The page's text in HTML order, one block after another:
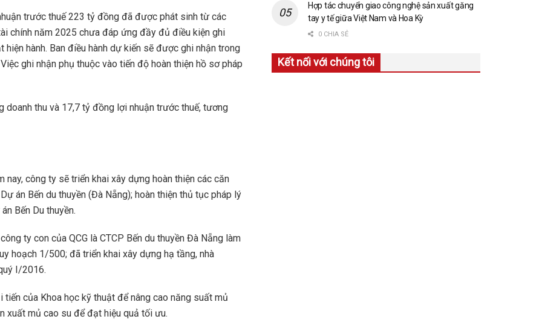
trước thuế 223 tỷ đồng đã được phát sinh từ các
chính năm 2025 chưa đáp ứng đầy đủ điều kiện ghi
hành. Ban điều hành dự kiến sẽ được ghi nhận trong
ghi nhận phụ thuộc vào tiến độ hoàn thiện hồ sơ pháp
thu và 17,7 tỷ đồng lợi nhuận trước thuế, tương
công ty sẽ triển khai xây dựng hoàn thiện các căn
án Bến du thuyền (Đà Nẵng); hoàn thiện thủ tục pháp lý
Bến Du thuyền.
ty con của QCG là CTCP Bến du thuyền Đà Nẵng làm
hoạch 1/500; đã triển khai xây dựng hạ tầng, nhà
I/2016.
của Khoa học kỹ thuật để nâng cao năng suất mủ
xuất mủ cao su để đạt hiệu quả tối ưu.
Hợp tác chuyển giao công nghệ sản xuất găng
tay y tế giữa Việt Nam và Hoa Kỳ
0 CHIA SẺ
Kết nối với chúng tôi